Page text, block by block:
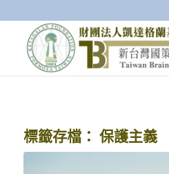
標籤存檔： 保護主義